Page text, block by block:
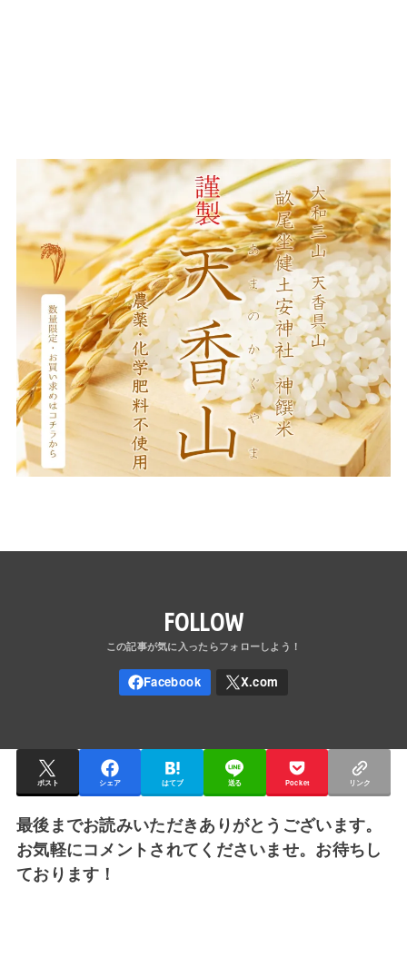
FOLLOW
ポスト シェア はてブ 送る Pocket リンク
最後までお読みいただきありがとうございます。
お気軽にコメントされてくださいませ。お待ちし
ております！